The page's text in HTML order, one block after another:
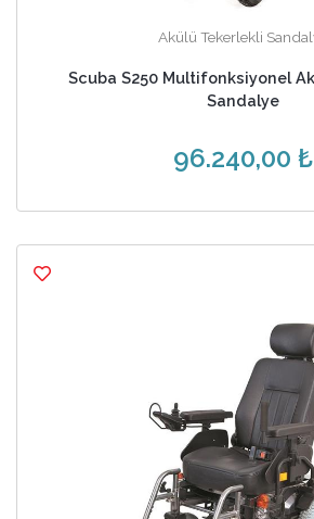
Akülü Tekerlekli
Scuba S250 Multifonksiyonel
Sandalye
96.240,00 ₺